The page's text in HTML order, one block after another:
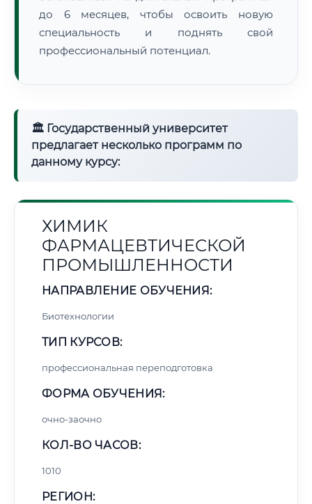
до 6 месяцев, чтобы освоить новую
специальность и поднять свой
профессиональный потенциал.
🏛 Государственный университет
предлагает несколько программ по
данному курсу:
ХИМИК
ФАРМАЦЕВТИЧЕСКОЙ
ПРОМЫШЛЕННОСТИ
НАПРАВЛЕНИЕ ОБУЧЕНИЯ:
Биотехнологии
ТИП КУРСОВ:
профессиональная переподготовка
ФОРМА ОБУЧЕНИЯ:
очно-заочно
КОЛ-ВО ЧАСОВ:
1010
РЕГИОН: